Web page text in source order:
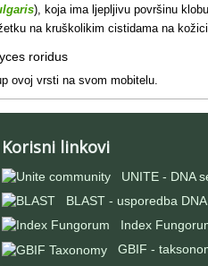
), koja ima ljepljivu površinu
na kruškolikim cistidama na
ovoj vrsti na svom mobitelu.
Korisni linkovi
UNITE - DNA
BLAST - usporedba
Index
GBIF -